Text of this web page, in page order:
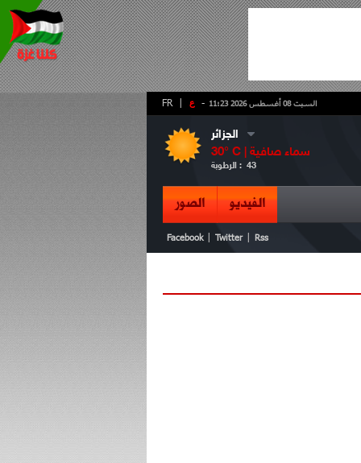
- ع FR السبت 08 أغسطس 2026 11:23
الجزائر
30° C | سماء صافية
الرطوبة : 43
الفيديو الصور
Facebook Twitter Rss